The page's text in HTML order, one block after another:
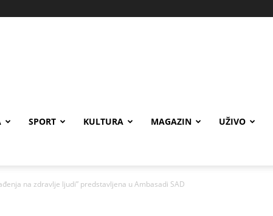
SPORT KULTURA MAGAZIN UŽIVO
na zdravlje ljudi” predstavljena u Ambasadi SAD